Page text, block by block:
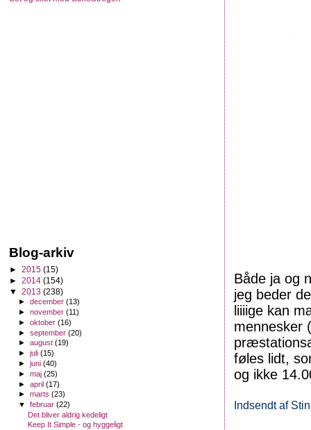
Både ja og
jeg beder
liiiige kan
mennesker
føles lidt,
og ikke
Indsendt af
Blog-arkiv
► 2015 (15)
► 2014 (154)
▼ 2013 (238)
►december(13)
►november(11)
►oktober(16)
►september(20)
►august(19)
►juli(15)
►juni(40)
►maj(25)
►april(17)
►marts(23)
▼februar(22)
Det bliver aldrig kedeligt
Keep It Simple - og hyggeligt